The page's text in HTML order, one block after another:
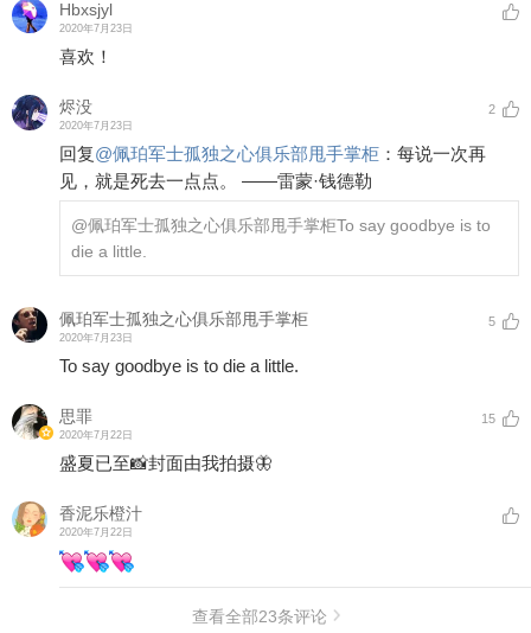
Hbxsjyl
2020年7月23日
喜欢！
烬没
2020年7月23日
2
回复@佩珀军士孤独之心俱乐部甩手掌柜 ： 每说一次再
见，就是死去一点点。 ——雷蒙·钱德勒
@佩珀军士孤独之心俱乐部甩手掌柜To say goodbye is to
die a little.
佩珀军士孤独之心俱乐部甩手掌柜
2020年7月23日
5
To say goodbye is to die a little.
思罪
2020年7月22日
15
盛夏已至📸封面由我拍摄🦋
香泥乐橙汁
2020年7月22日
查看全部23条评论